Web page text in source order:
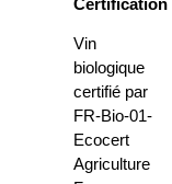
Certification
Vin
biologique
certifié par
FR-Bio-01-
Ecocert
Agriculture